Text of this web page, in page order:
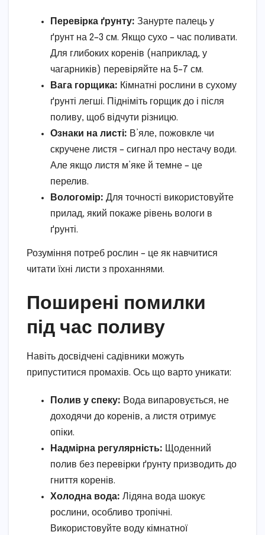
Перевірка ґрунту: Занурте палець у
ґрунт на 2–3 см. Якщо сухо – час поливати.
Для глибоких коренів (наприклад, у
чагарників) перевіряйте на 5–7 см.
Вага горщика: Кімнатні рослини в сухому
ґрунті легші. Підніміть горщик до і після
поливу, щоб відчути різницю.
Ознаки на листі: В’яле, пожовкле чи
скручене листя – сигнал про нестачу води.
Але якщо листя м’яке й темне – це
перелив.
Вологомір: Для точності використовуйте
прилад, який покаже рівень вологи в
ґрунті.
Розуміння потреб рослин – це як навчитися
читати їхні листи з проханнями.
Поширені помилки
під час поливу
Навіть досвідчені садівники можуть
припуститися промахів. Ось що варто уникати:
Полив у спеку: Вода випаровується, не
доходячи до коренів, а листя отримує
опіки.
Надмірна регулярність: Щоденний
полив без перевірки ґрунту призводить до
гниття коренів.
Холодна вода: Лідяна вода шокує
рослини, особливо тропічні.
Використовуйте воду кімнатної